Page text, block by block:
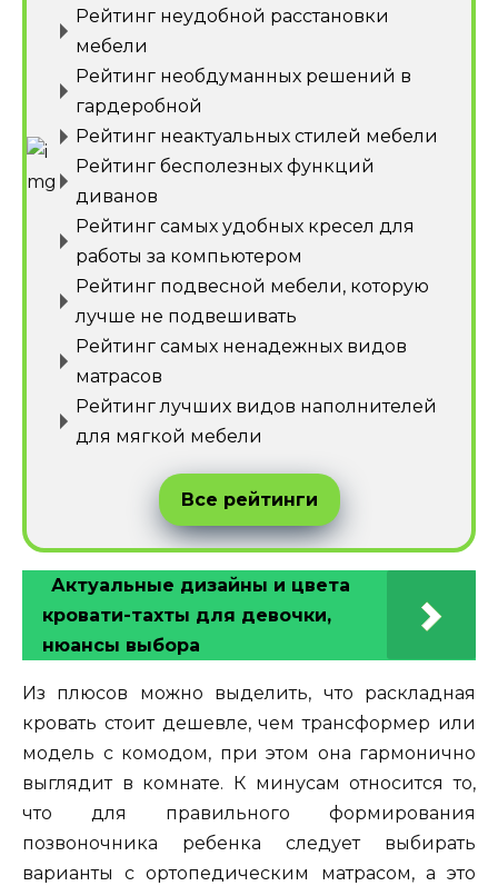
Рейтинг неудобной расстановки
мебели
Рейтинг необдуманных решений в
гардеробной
Рейтинг неактуальных стилей мебели
Рейтинг бесполезных функций
диванов
Рейтинг самых удобных кресел для
работы за компьютером
Рейтинг подвесной мебели, которую
лучше не подвешивать
Рейтинг самых ненадежных видов
матрасов
Рейтинг лучших видов наполнителей
для мягкой мебели
Все рейтинги
Актуальные дизайны и цвета
кровати-тахты для девочки,
нюансы выбора
Из плюсов можно выделить, что раскладная
кровать стоит дешевле, чем трансформер или
модель с комодом, при этом она гармонично
выглядит в комнате. К минусам относится то,
что для правильного формирования
позвоночника ребенка следует выбирать
варианты с ортопедическим матрасом, а это